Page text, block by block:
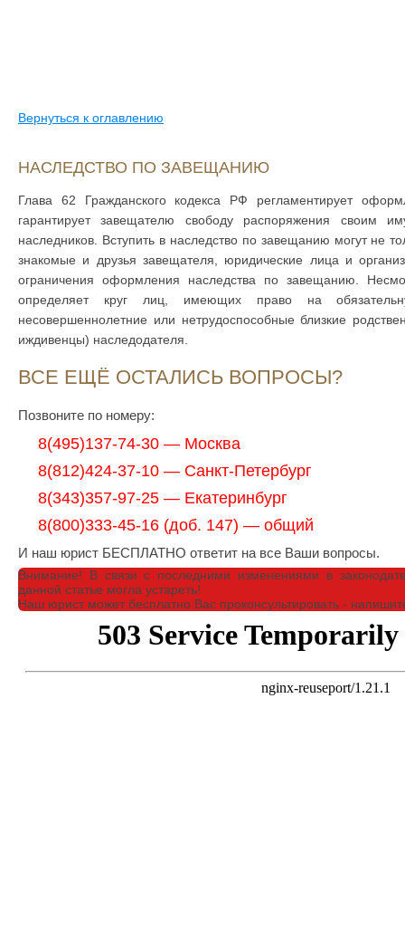
Вернуться к оглавлению
НАСЛЕДСТВО ПО ЗАВЕЩАНИЮ
Глава 62 Гражданского кодекса РФ регламентирует
гарантирует завещателю свободу распоряжения своим
наследников. Вступить в наследство по завещанию могут не
знакомые и друзья завещателя, юридические лица и
ограничения оформления наследства по завещанию.
определяет круг лиц, имеющих право на
несовершеннолетние или нетрудоспособные близкие
иждивенцы) наследодателя.
ВСЕ ЕЩЁ ОСТАЛИСЬ ВОПРОСЫ?
Позвоните по номеру:
8(495)137-74-30 — Москва
8(812)424-37-10 — Санкт-Петербург
8(343)357-97-25 — Екатеринбург
8(800)333-45-16 (доб. 147) — общий
И наш юрист БЕСПЛАТНО ответит на все Ваши вопросы.
Внимание! В связи с последними изменениями в
данной статье могла устареть!
Наш юрист может бесплатно Вас проконсультировать -